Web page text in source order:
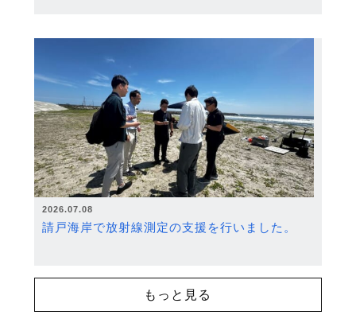
2026.07.08
請戸海岸で放射線測定の支援を行いました。
もっと見る